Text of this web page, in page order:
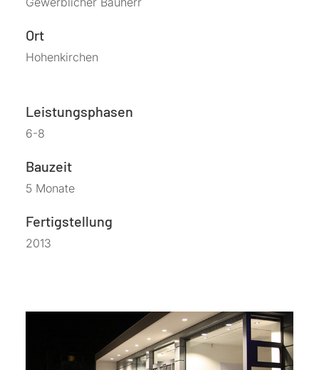
Ort
Hohenkirchen
Leistungsphasen
6-8
Bauzeit
5 Monate
Fertigstellung
2013